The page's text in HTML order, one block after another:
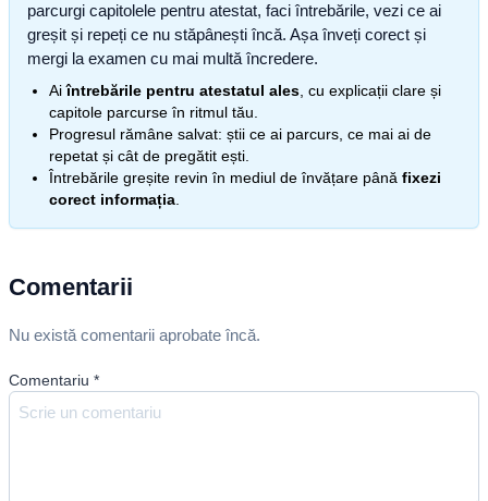
parcurgi capitolele pentru atestat, faci întrebările, vezi ce ai
greșit și repeți ce nu stăpânești încă. Așa înveți corect și
mergi la examen cu mai multă încredere.
Aiîntrebările pentru atestatul ales , cu explicații clare și
capitole parcurse în ritmul tău.
Progresul rămâne salvat: știi ce ai parcurs, ce mai ai de
repetat și cât de pregătit ești.
Întrebările greșite revin în mediul de învățare până fixezi
corect informația
Comentarii
Nu există comentarii aprobate încă.
Comentariu *